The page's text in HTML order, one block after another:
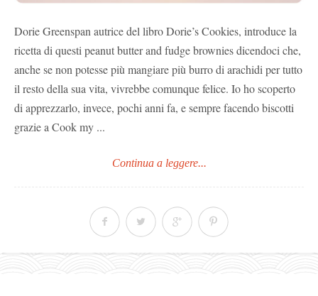
Dorie Greenspan autrice del libro Dorie’s Cookies, introduce la
ricetta di questi peanut butter and fudge brownies dicendoci che,
anche se non potesse più mangiare più burro di arachidi per tutto
il resto della sua vita, vivrebbe comunque felice. Io ho scoperto
di apprezzarlo, invece, pochi anni fa, e sempre facendo biscotti
grazie a Cook my ...
Continua a leggere...